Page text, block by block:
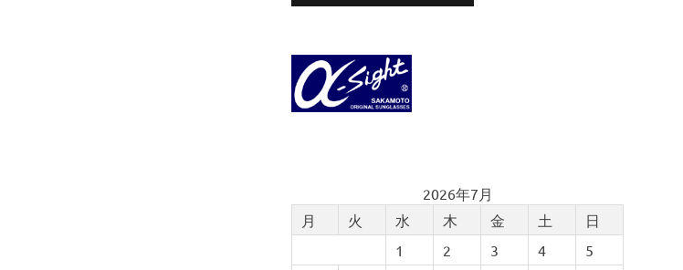
2026年7月
月
火 水 木 金 土
日
1
2 3 4
5